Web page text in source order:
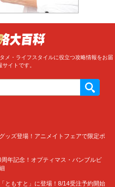
メ・ライフスタイルに役立つ攻略情報をお届
イトです。
ッズ登場！アニメイトフェアで限定ポ
年記念！オプティマス・バンブルビ
ともすと」に登場！8/14受注予約開始